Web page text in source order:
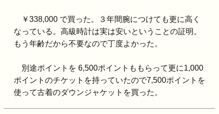
￥338,000 で買った。３年間腕につけても更に高く
なっている。高級時計は実は安いということの証明。
もう年齢だから不要なので丁度よかった。
別途ポイントを 6,500ポイントももらって更に1,000
ポイントのチケットを持っていたので7,500ポイントを
使って古着のダウンジャケットを買った。